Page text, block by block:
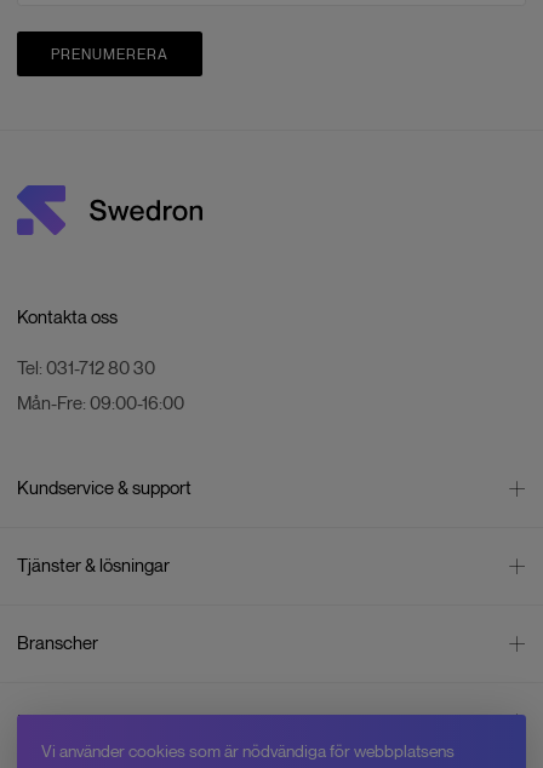
PRENUMERERA
Kontakta oss
Tel: 031-712 80 30
Mån-Fre: 09:00-16:00
Kundservice & support
Leverans
Reklamation & återköp
Integritetspolicy
Cookiepolicy
Tjänster & lösningar
Företagsrådgivning
Företagsleasing
Hyr drönare
Branscher
Inspiration
Vi använder cookies som är nödvändiga för webbplatsens